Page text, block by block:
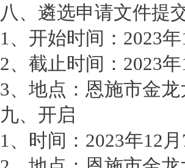
八、遴选申请文件提
1、开始时间：2023
2、截止时间：2023
3、地点：恩施市金
九、开启
1、时间：2023年12